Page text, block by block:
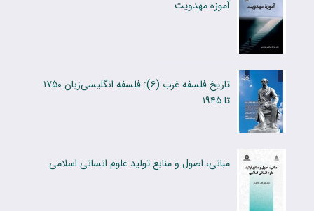
آموزه مهدویت
تاریخ فلسفه غرب (۶): فلسفه انگلیسی‌زبان ۱۷۵۰
تا ۱۹۴۵
مبانی، اصول و منابع تولید علوم انسانی اسلامی